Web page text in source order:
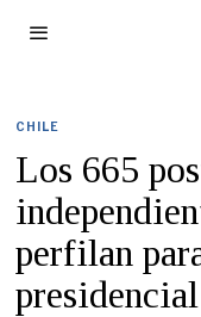
CHILE
Los 665
perfilan